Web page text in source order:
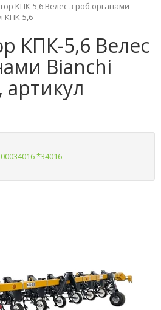
КПК-5,6 Велес з роб.органами
КПК-5,6
КПК-5,6 Велес
Bianchi
артикул
*34016